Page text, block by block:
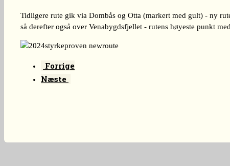
Tidligere rute gik via Dombås og Otta (markert med gult) - ny
så derefter også over Venabygdsfjellet - rutens høyeste punkt
Forrige
Næste